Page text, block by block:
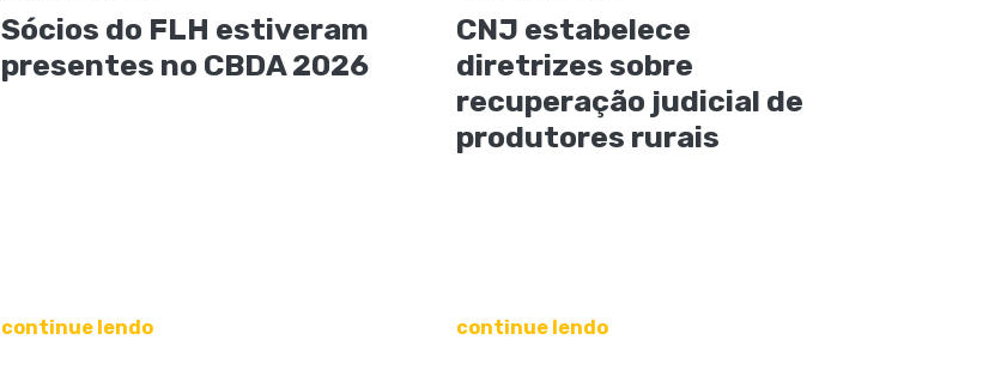
Sócios do FLH estiveram
presentes no CBDA 2026
continue lendo
CNJ estabelece
diretrizes sobre
recuperação judicial de
produtores rurais
continue lendo